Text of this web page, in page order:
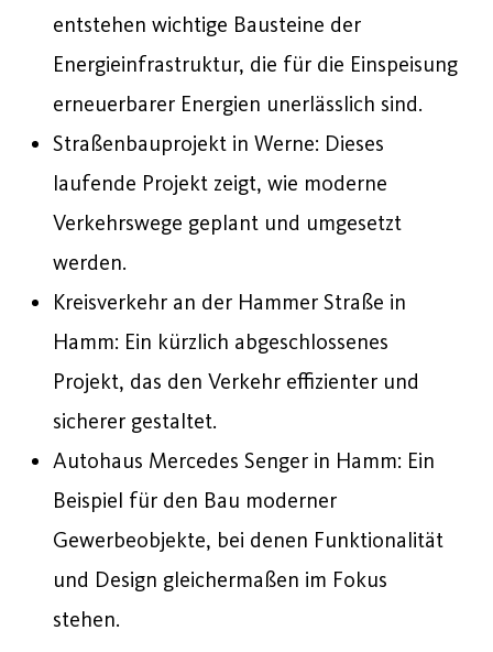
entstehen wichtige Bausteine der
Energieinfrastruktur, die für die Einspeisung
erneuerbarer Energien unerlässlich sind.
Straßenbauprojekt in Werne: Dieses
laufende Projekt zeigt, wie moderne
Verkehrswege geplant und umgesetzt
werden.
Kreisverkehr an der Hammer Straße in
Hamm: Ein kürzlich abgeschlossenes
Projekt, das den Verkehr effizienter und
sicherer gestaltet.
Autohaus Mercedes Senger in Hamm: Ein
Beispiel für den Bau moderner
Gewerbeobjekte, bei denen Funktionalität
und Design gleichermaßen im Fokus
stehen.